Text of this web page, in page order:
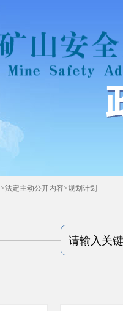
>法定主动公开内容>规划计划